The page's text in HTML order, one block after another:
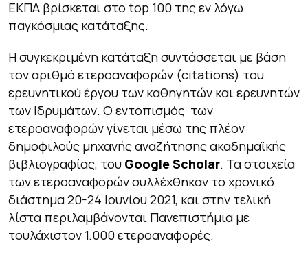
ΕΚΠΑ βρίσκεται στο top 100 της εν λόγω
παγκόσμιας κατάταξης.
Η συγκεκριμένη κατάταξη συντάσσεται με βάση
τον αριθμό ετεροαναφορών (citations) του
ερευνητικού έργου των καθηγητών και ερευνητών
των Ιδρυμάτων. Ο εντοπισμός των
ετεροαναφορών γίνεται μέσω της πλέον
δημοφιλούς μηχανής αναζήτησης ακαδημαϊκής
βιβλιογραφίας, του Google Scholar. Τα στοιχεία
των ετεροαναφορών συλλέχθηκαν το χρονικό
διάστημα 20-24 Ιουνίου 2021, και στην τελική
λίστα περιλαμβάνονται Πανεπιστήμια με
τουλάχιστον 1.000 ετεροαναφορές.